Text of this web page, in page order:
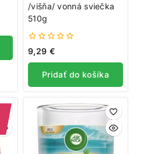
/višňa/ vonná sviečka
510g
0
z
5
9,29 €
Pridať do košíka